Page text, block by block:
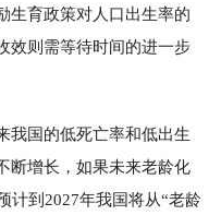
生育政策对人口出生率的
效则需等待时间的进一步
我国的低死亡率和低出生
断增长，如果未来老龄化
计到2027年我国将从“老龄